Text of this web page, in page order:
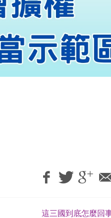
這三國到底怎麼回